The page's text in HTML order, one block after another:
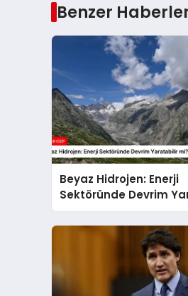
Benzer
Beyaz Hidrojen: Enerji
Sektöründe Devrim
mi?